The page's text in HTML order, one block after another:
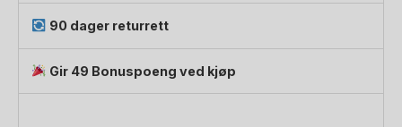
90 dager returrett
Gir 49 Bonuspoeng ved kjøp